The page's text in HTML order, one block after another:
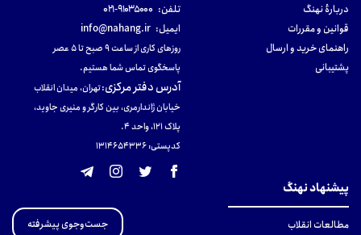
دربارهٔ نهنگ
قوانین و مقررات
راهنمای خرید و ارسال
پشتیبانی
تلفن: ۹۱۰۳۵۰۰۰-۰۲۱
ایمیل: info@nahang.ir
روزهای کاری از ساعت ۹ صبح تا ۵ عصر
پاسخگوی تماس شما هستیم.
آدرس دفتر مرکزی:تهران، میدان انقلاب
خیابان ژاندارمری، بین کارگر و منیری جاوید،
پلاک 121، واحد ۴.
کدپستی: 131465433۶
پیشنهاد نهنگ
مطالعات انقلاب
جست‌وجوی پیشرفته